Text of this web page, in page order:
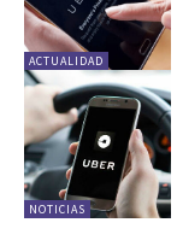
ACTUALIDAD
NOTICIAS